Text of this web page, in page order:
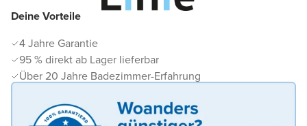
Deine Vorteile
4 Jahre Garantie
95 % direkt ab Lager lieferbar
Über 20 Jahre Badezimmer-Erfahrung